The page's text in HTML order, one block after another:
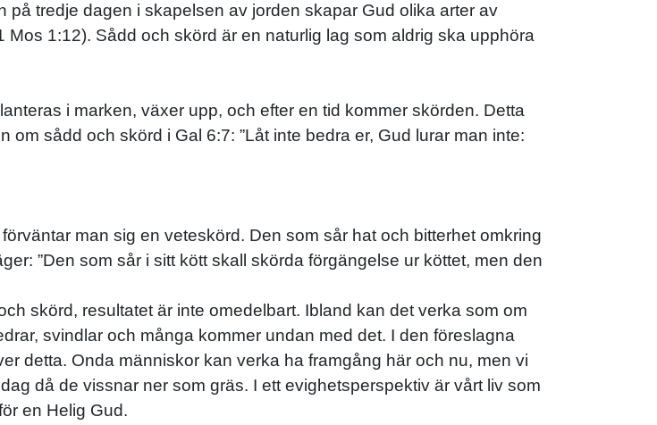
tredje dagen i skapelsen av jorden skapar Gud olika arter av
1:12). Sådd och skörd är en naturlig lag som aldrig ska upphöra
i marken, växer upp, och efter en tid kommer skörden. Detta
sådd och skörd i Gal 6:7: ”Låt inte bedra er, Gud lurar man inte:
man sig en veteskörd. Den som sår hat och bitterhet omkring
”Den som sår i sitt kött skall skörda förgängelse ur köttet, men den
skörd, resultatet är inte omedelbart. Ibland kan det verka som om
svindlar och många kommer undan med det. I den föreslagna
detta. Onda människor kan verka ha framgång här och nu, men vi
då de vissnar ner som gräs. I ett evighetsperspektiv är vårt liv som
en Helig Gud.